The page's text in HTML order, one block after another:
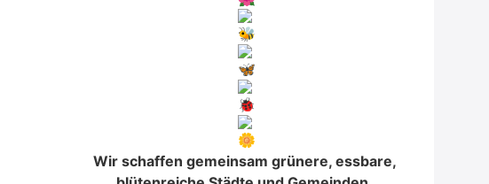
Wir schaffen gemeinsam grünere, essbare,